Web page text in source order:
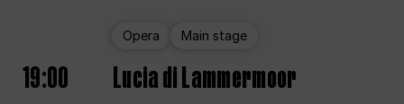
Opera Main stage
19:00 Lucia di Lammermoor